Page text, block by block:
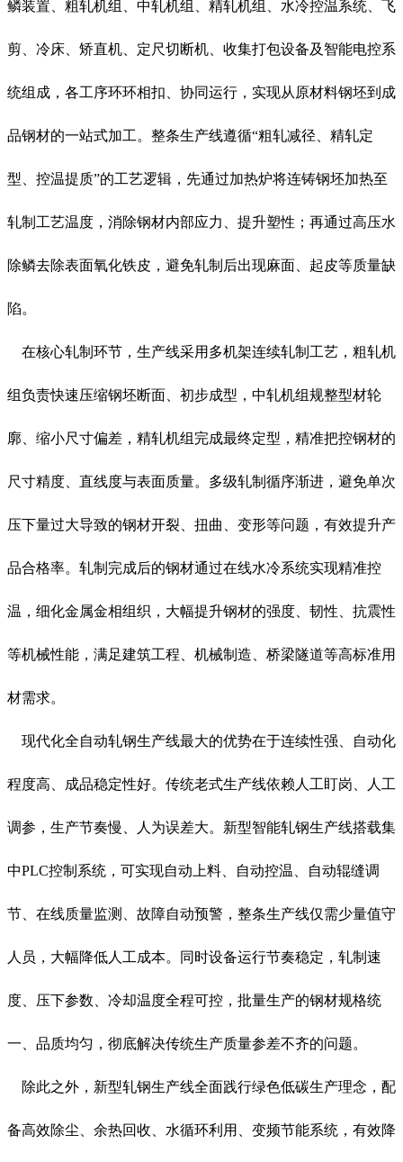
鳞装置、粗轧机组、中轧机组、精轧机组、水冷控温系统、飞
剪、冷床、矫直机、定尺切断机、收集打包设备及智能电控系
统组成，各工序环环相扣、协同运行，实现从原材料钢坯到成
品钢材的一站式加工。整条生产线遵循“粗轧减径、精轧定
型、控温提质”的工艺逻辑，先通过加热炉将连铸钢坯加热至
轧制工艺温度，消除钢材内部应力、提升塑性；再通过高压水
除鳞去除表面氧化铁皮，避免轧制后出现麻面、起皮等质量缺
陷。
在核心轧制环节，生产线采用多机架连续轧制工艺，粗轧机
组负责快速压缩钢坯断面、初步成型，中轧机组规整型材轮
廓、缩小尺寸偏差，精轧机组完成最终定型，精准把控钢材的
尺寸精度、直线度与表面质量。多级轧制循序渐进，避免单次
压下量过大导致的钢材开裂、扭曲、变形等问题，有效提升产
品合格率。轧制完成后的钢材通过在线水冷系统实现精准控
温，细化金属金相组织，大幅提升钢材的强度、韧性、抗震性
等机械性能，满足建筑工程、机械制造、桥梁隧道等高标准用
材需求。
现代化全自动轧钢生产线最大的优势在于连续性强、自动化
程度高、成品稳定性好。传统老式生产线依赖人工盯岗、人工
调参，生产节奏慢、人为误差大。新型智能轧钢生产线搭载集
中PLC控制系统，可实现自动上料、自动控温、自动辊缝调
节、在线质量监测、故障自动预警，整条生产线仅需少量值守
人员，大幅降低人工成本。同时设备运行节奏稳定，轧制速
度、压下参数、冷却温度全程可控，批量生产的钢材规格统
一、品质均匀，彻底解决传统生产质量参差不齐的问题。
除此之外，新型轧钢生产线全面践行绿色低碳生产理念，配
备高效除尘、余热回收、水循环利用、变频节能系统，有效降